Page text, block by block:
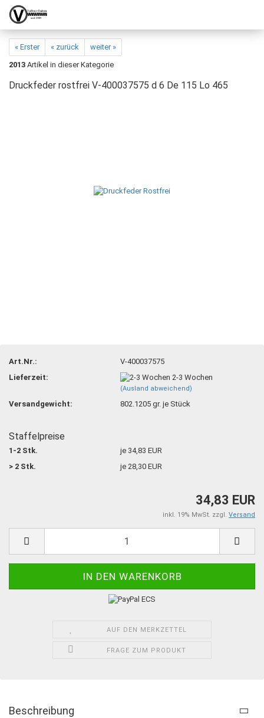
« Erster « zurück
weiter »
2013 Artikel in dieser Kategorie
Druckfeder rostfrei V-400037575 d 6 De 115 Lo 465
Art.Nr.:
V-400037575
Lieferzeit:
2-3 Wochen
(Ausland abweichend)
Versandgewicht: 802.1205 gr. je Stück
Staffelpreise
1-2 Stk.
je 34,83 EUR
> 2 Stk.
je 28,30 EUR
34,83 EUR
inkl. 19% MwSt. zzgl. Versand
AUF DEN MERKZETTEL
FRAGE ZUM PRODUKT
Beschreibung